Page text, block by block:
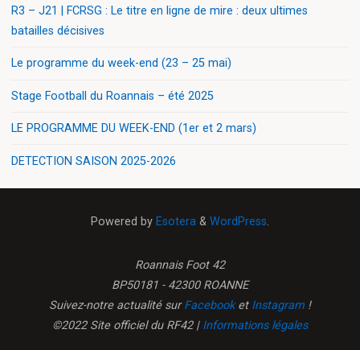
R3 – J21 | FCRSG : Le titre en ligne de mire : deux ultimes
batailles décisives
Le programme du week-end (23 – 25 mai)
Stage Football du Roannais – été 2025
LE PROGRAMME DU WEEK-END (1er et 2 mars)
DETECTION SAISON 2025-2026
Powered by Esotera & WordPress.
Roannais Foot 42
BP50181 - 42300 ROANNE
Suivez-notre actualité surFacebooket Instagram !
©2022 Site officiel du RF42 | Informations légales